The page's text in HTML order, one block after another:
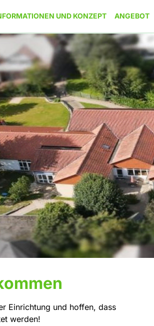
UND KONZEPT ANGEBOT
Einrichtung und hoffen, dass
werden!